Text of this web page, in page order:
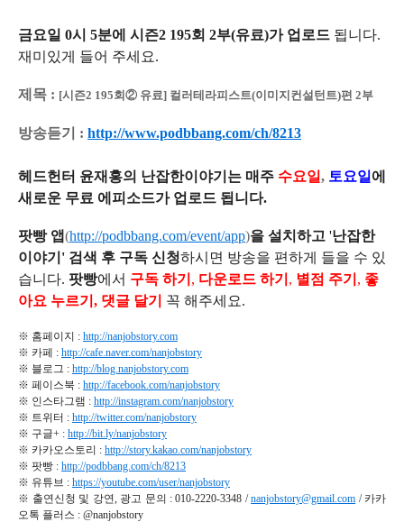
금요일 0시 5분에 시즌2 195회 2부(유료)가 업로드 됩니다.
재미있게 들어 주세요.
제목 : [시즌2 195회② 유료] 컬러테라피스트(이미지컨설턴트)편 2부
방송듣기 : http://www.podbbang.com/ch/8213
헤드헌터 윤재홍의 난잡한이야기는 매주 수요일, 토요일 에
새로운 무료 에피소드가 업로드 됩니다.
팟빵 앱(http://podbbang.com/event/app)을 설치하고 '난잡한
이야기' 검색 후 구독 신청하시면 방송을 편하게 들을 수 있
습니다. 팟빵에서 구독 하기 , 다운로드 하기 , 별점 주기 , 좋
아요 누르기, 댓글 달기 꼭 해주세요.
※ 홈페이지 : http://nanjobstory.com
※ 카페 : http://cafe.naver.com/nanjobstory
※ 블로그 : http://blog.nanjobstory.com
※ 페이스북 : http://facebook.com/nanjobstory
※ 인스타그램 : http://instagram.com/nanjobstory
※ 트위터 : http://twitter.com/nanjobstory
※ 구글+ : http://bit.ly/nanjobstory
※ 카카오스토리 : http://story.kakao.com/nanjobstory
※ 팟빵 : http://podbbang.com/ch/8213
※ 유튜브 : https://youtube.com/user/nanjobstory
※ 출연신청 및 강연, 광고 문의 : 010-2220-3348 /nanjobstory@gmail.com / 카카
오톡 플러스 : @nanjobstory